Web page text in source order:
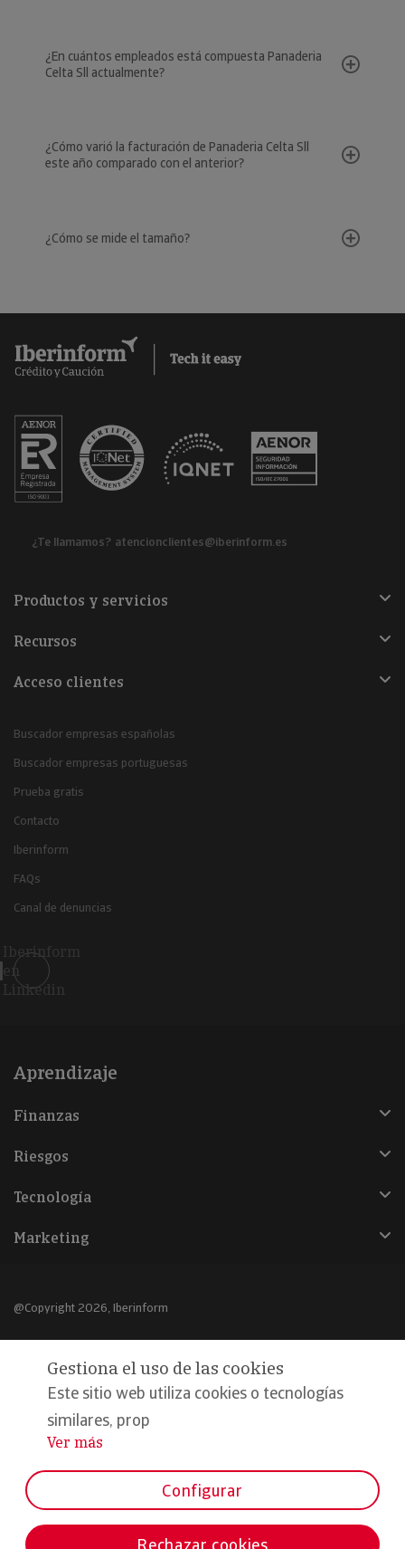
¿En cuántos empleados está compuesta Panaderia
Celta Sll actualmente?
¿Cómo varió la facturación de Panaderia Celta Sll
este año comparado con el anterior?
¿Cómo se mide el tamaño?
¿Te llamamos? atencionclientes@iberinform.es
Productos y servicios
Recursos
Acceso clientes
Buscador empresas españolas
Buscador empresas portuguesas
Prueba gratis
Contacto
Iberinform
FAQs
Canal de denuncias
Iberinform
en
Linkedin
Aprendizaje
Finanzas
Riesgos
Tecnología
Marketing
@Copyright 2026, Iberinform
Declaración de privacidad
Compromiso calidad y seguridad
Formamos parte de:
Gestiona el uso de las cookies
Este sitio web utiliza cookies o tecnologías
similares, prop
...
Ver más
Configurar
Rechazar cookies